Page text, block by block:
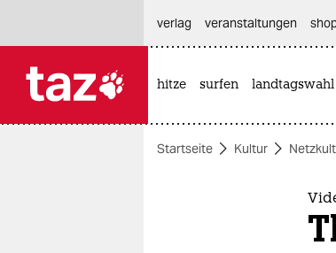
themen
verlag
veranstaltungen
hitze surfen
Startseite Kultur